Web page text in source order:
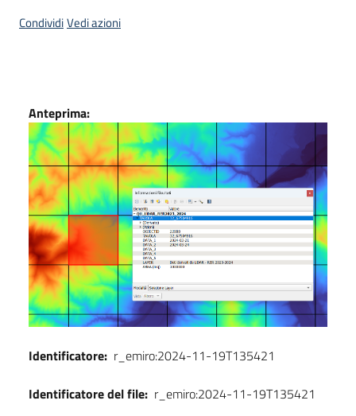
Seguici
su
CondividiVedi azioni
Dati
Anteprima:
Identificatore: r_emiro:2024-11-19T135421
Identificatore del file: r_emiro:2024-11-19T135421